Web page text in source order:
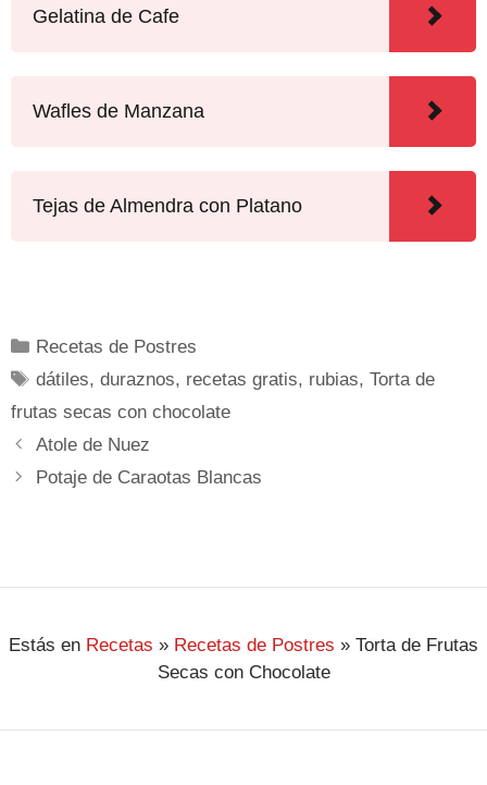
Gelatina de Cafe
Wafles de Manzana
Tejas de Almendra con Platano
Recetas de Postres
dátiles,duraznos, recetas gratis, rubias,Torta de
frutas secas con chocolate
Atole de Nuez
Potaje de Caraotas Blancas
Estás en Recetas » Recetas de Postres » Torta de Frutas
Secas con Chocolate